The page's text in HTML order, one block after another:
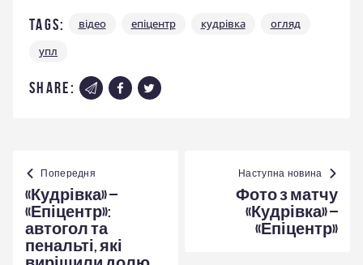
Tags: відео епіцентр кудрівка
огляд
упл
share:
Навігація
записів
Попередня
«Кудрівка» –
«Епіцентр»:
автогол та
пенальті, які
Наступна новина
Фото з матчу
«Кудрівка» –
«Епіцентр»